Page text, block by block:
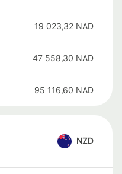
19 023,32 NAD
47 558,30 NAD
95 116,60 NAD
NZD